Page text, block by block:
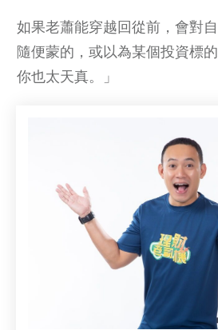
如果老蕭能穿越回從前，會對
隨便蒙的，或以為某個投資標
你也太天真。」